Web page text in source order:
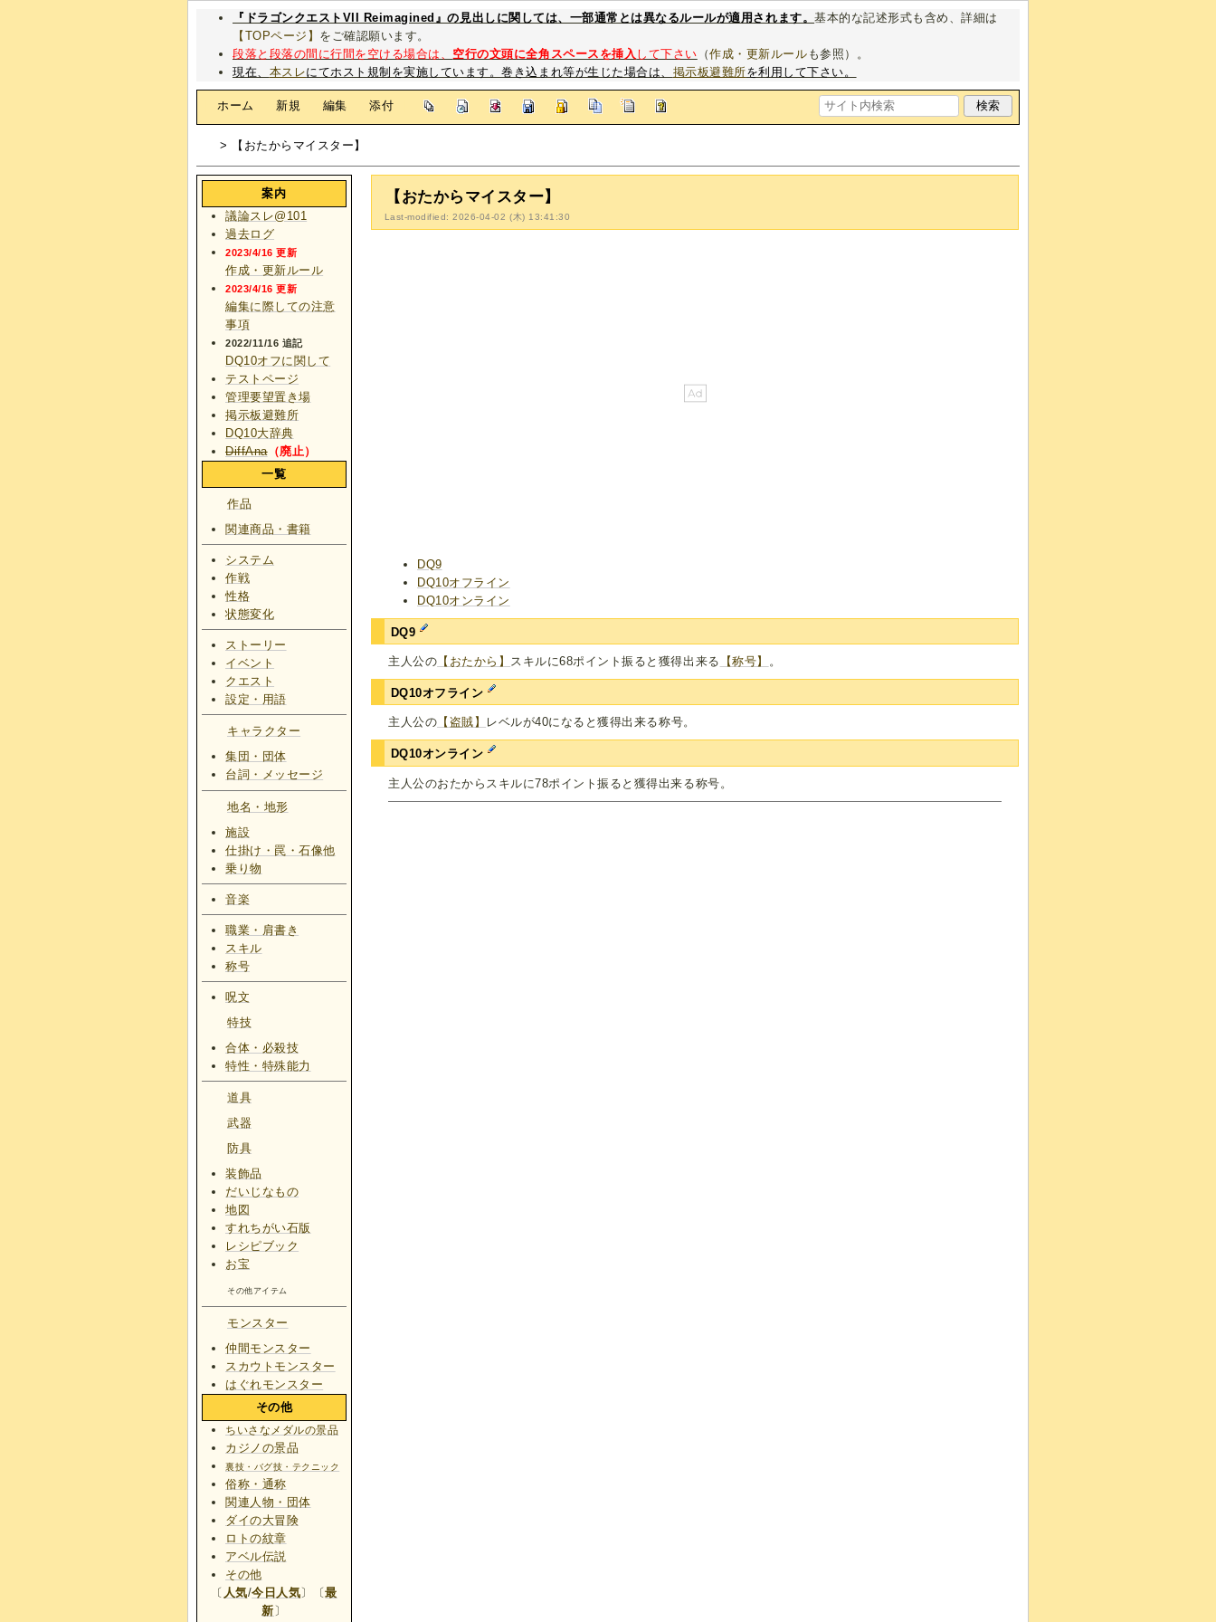
『ドラゴンクエストVII Reimagined』の見出しに関しては、一部通常とは異なるルールが適用されます。基本的な記述形式も含め、詳細は
【TOPページ】 をご確認願います。
段落と段落の間に行間を空ける場合は、 空行の文頭に全角スペースを挿入 して下さい （作成・更新ルール も参照）。
現在、 本スレにてホスト規制を実施しています。巻き込まれ等が生じた場合は、 掲示板避難所を利用して下さい。
ホーム 新規 編集 添付
> 【おたからマイスター】
【おたからマイスター】
Last-modified: 2026-04-02 (木) 13:41:30
DQ9
DQ10オフライン
DQ10オンライン
DQ9
主人公の 【おたから】 スキルに68ポイント振ると獲得出来る 【称号】 。
DQ10オフライン
主人公の 【盗賊】 レベルが40になると獲得出来る称号。
DQ10オンライン
主人公のおたからスキルに78ポイント振ると獲得出来る称号。
案内
議論スレ@101
過去ログ
2023/4/16 更新
作成・更新ルール
2023/4/16 更新
編集に際しての注意
事項
2022/11/16 追記
DQ10オフに関して
テストページ
管理要望置き場
掲示板避難所
DQ10大辞典
DiffAna（廃止）
一覧
作品
関連商品・書籍
システム
作戦
性格
状態変化
ストーリー
イベント
クエスト
設定・用語
キャラクター
集団・団体
台詞・メッセージ
地名・地形
施設
仕掛け・罠・石像他
乗り物
音楽
職業・肩書き
スキル
称号
呪文
特技
合体・必殺技
特性・特殊能力
道具
武器
防具
装飾品
だいじなもの
地図
すれちがい石版
レシピブック
お宝
その他アイテム
モンスター
仲間モンスター
スカウトモンスター
はぐれモンスター
その他
ちいさなメダルの景品
カジノの景品
裏技・バグ技・テクニック
俗称・通称
関連人物・団体
ダイの大冒険
ロトの紋章
アベル伝説
その他
〔 人気/今日人気〕〔最
新 〕